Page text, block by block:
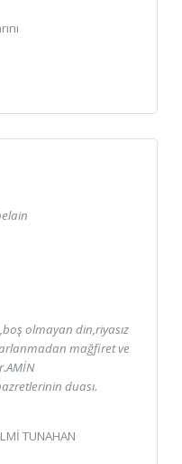
olmayan din,riyasız
mağfiret ve
duası.
TUNAHAN